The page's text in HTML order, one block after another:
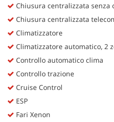
Chiusura centralizzata senza
Chiusura centralizzata
Climatizzatore
Climatizzatore automatico, 2
Controllo automatico clima
Controllo trazione
Cruise Control
ESP
Fari Xenon